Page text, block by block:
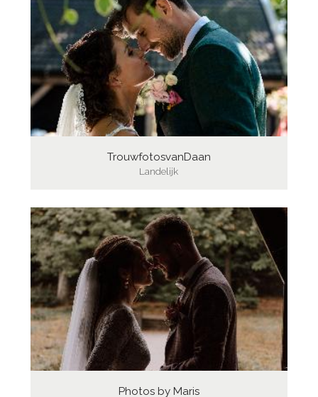
TrouwfotosvanDaan
Landelijk
Photos by Maris